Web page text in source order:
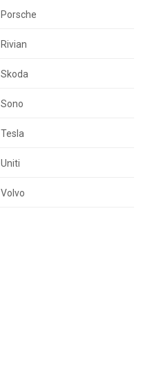
Porsche
Rivian
Skoda
Sono
Tesla
Uniti
Volvo